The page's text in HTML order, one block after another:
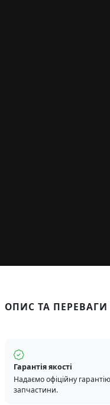
ОПИС ТА
Гарантія якості
Надаємо офіційну
запчастини.